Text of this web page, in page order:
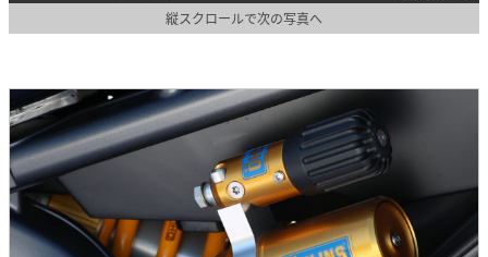
縦スクロールで次の写真へ